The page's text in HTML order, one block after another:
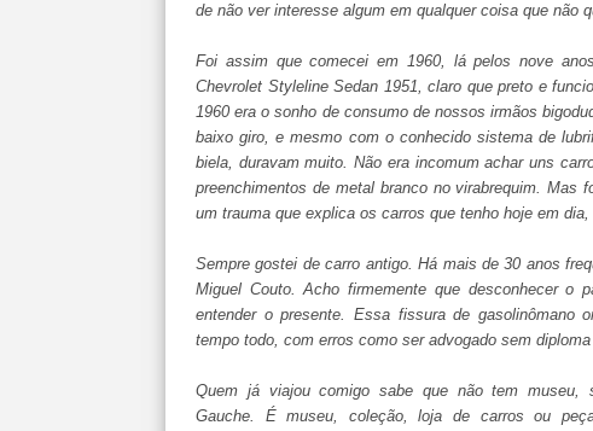
de não ver interesse algum em qualquer coisa que não
Foi assim que comecei em 1960, lá pelos nove
Chevrolet Styleline Sedan 1951, claro que preto e
1960 era o sonho de consumo de nossos irmãos
baixo giro, e mesmo com o conhecido sistema de
biela, duravam muito. Não era incomum achar uns
preenchimentos de metal branco no virabrequim. Mas
um trauma que explica os carros que tenho hoje em
Sempre gostei de carro antigo. Há mais de 30 anos
Miguel Couto. Acho firmemente que desconhecer o
entender o presente. Essa fissura de gasolinômano
tempo todo, com erros como ser advogado sem
Quem já viajou comigo sabe que não tem museu,
Gauche. É museu, coleção, loja de carros ou